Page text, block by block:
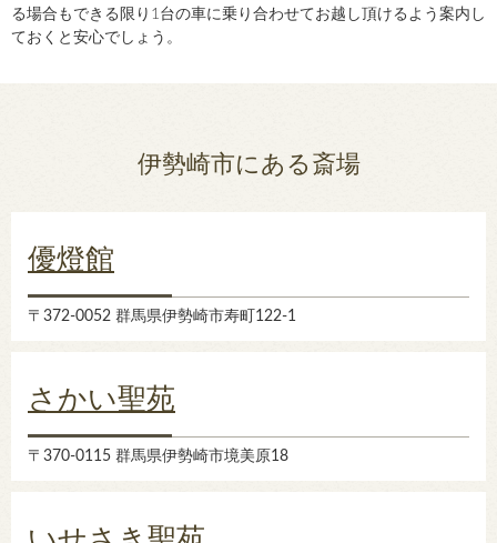
る場合もできる限り1台の車に乗り合わせてお越し頂けるよう案内し
ておくと安心でしょう。
伊勢崎市にある斎場
優燈館
〒372-0052 群馬県伊勢崎市寿町122-1
さかい聖苑
〒370-0115 群馬県伊勢崎市境美原18